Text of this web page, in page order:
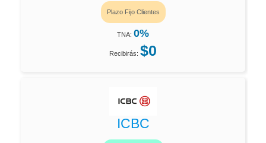
Plazo Fijo Clientes
TNA: 0%
Recibirás: $0
ICBC